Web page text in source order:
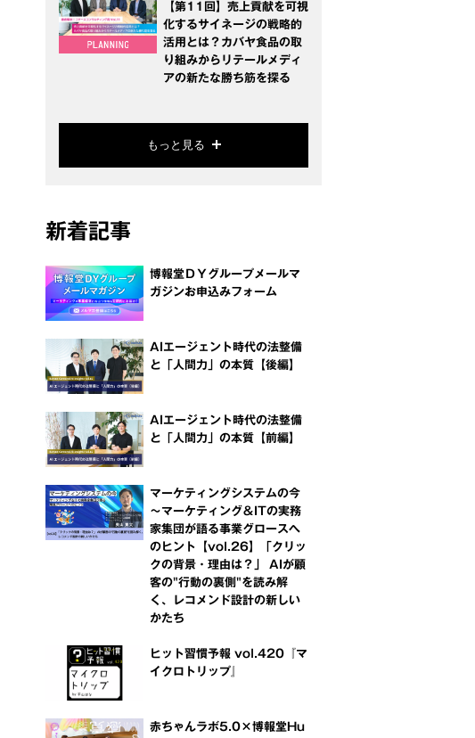
【第11回】売上貢献を可視
化するサイネージの戦略的
活用とは？カバヤ食品の取
り組みからリテールメディ
アの新たな勝ち筋を探る
もっと見る
新着記事
博報堂ＤＹグループメールマ
ガジンお申込みフォーム
AIエージェント時代の法整備
と「人間力」の本質【後編】
AIエージェント時代の法整備
と「人間力」の本質【前編】
マーケティングシステムの今
～マーケティング＆ITの実務
家集団が語る事業グロースへ
のヒント【vol.26】「クリッ
クの背景・理由は？」 AIが顧
客の"行動の裏側"を読み解
く、レコメンド設計の新しい
かたち
ヒット習慣予報 vol.420『マ
イクロトリップ』
赤ちゃんラボ5.0×博報堂Hu